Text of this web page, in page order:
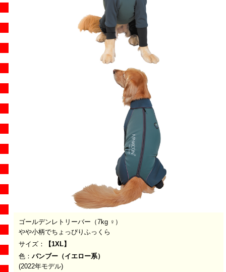
ゴールデンレトリーバー（7kg ♀ ）
やや小柄でちょっぴりふっくら
サイズ：
【1XL】
色： バンブー（イエロー系）
(2022年モデル)